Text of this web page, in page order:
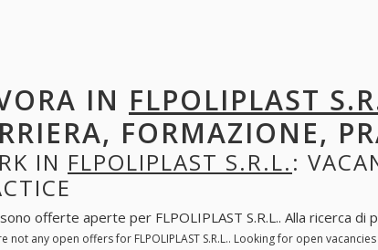
IN FLPOLIPLAST
FORMAZIONE,
IN FLPOLIPLAST S.R.L.:
offerte aperte per FLPOLIPLAST S.R.L.. Alla ricerca
not any open offers for FLPOLIPLAST S.R.L.. Looking for open